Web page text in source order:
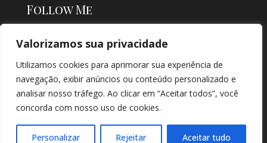
Valorizamos sua privacidade
Utilizamos cookies para aprimorar sua experiência de
navegação, exibir anúncios ou conteúdo personalizado e
analisar nosso tráfego. Ao clicar em “Aceitar todos”, você
concorda com nosso uso de cookies.
Personalizar Rejeitar Aceitar tudo
Follow Me
SOLUÇÕES DIGITAIS |
CRIAÇÃO DE SITES